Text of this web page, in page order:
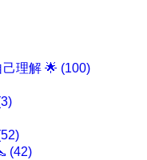
理解 🌟 (100)
(42)